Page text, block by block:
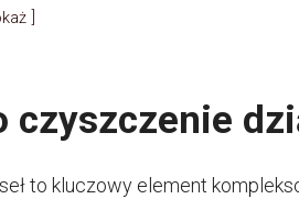
czyszczenie
to kluczowy element